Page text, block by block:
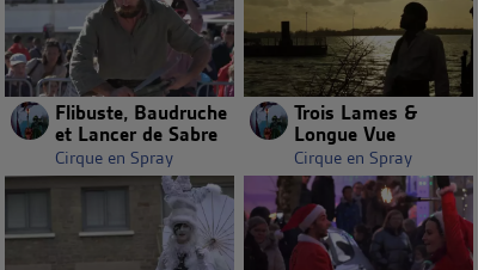
Flibuste, Baudruche
et Lancer de Sabre
Cirque en Spray
Trois Lames &
Longue Vue
Cirque en Spray